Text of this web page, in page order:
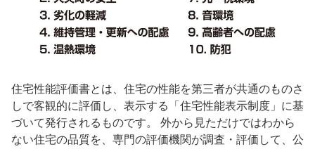
住宅性能評価書とは、住宅の性能を第三者が共通のものさ
しで客観的に評価し、表示する「住宅性能表示制度」に基
づいて発行されるものです。 外から見ただけではわから
ない住宅の品質を、専門の評価機関が調査・評価して、公